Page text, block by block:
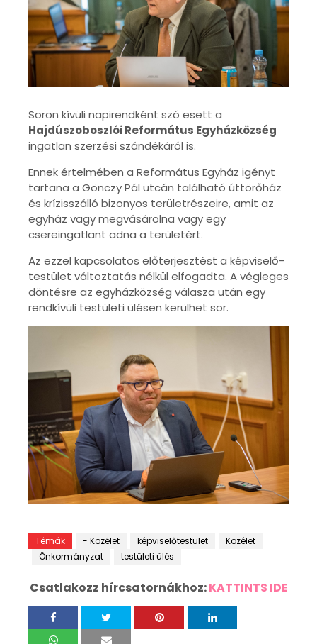
Soron kívüli napirendként szó esett a
Hajdúszoboszlói Református Egyházközség
ingatlan szerzési szándékáról is.
Ennek értelmében a Református Egyház igényt
tartana a Gönczy Pál utcán található úttörőház
és krízisszálló bizonyos területrészeire, amit az
egyház vagy megvásárolna vagy egy
csereingatlant adna a területért.
Az ezzel kapcsolatos előterjesztést a képviselő-
testület változtatás nélkül elfogadta. A végleges
döntésre az egyházközség válasza után egy
rendkívüli testületi ülésen kerülhet sor.
Témák - Közélet képviselőtestület
Közélet
Önkormányzat
testületi ülés
Csatlakozz hírcsatornákhoz:KATTINTS IDE